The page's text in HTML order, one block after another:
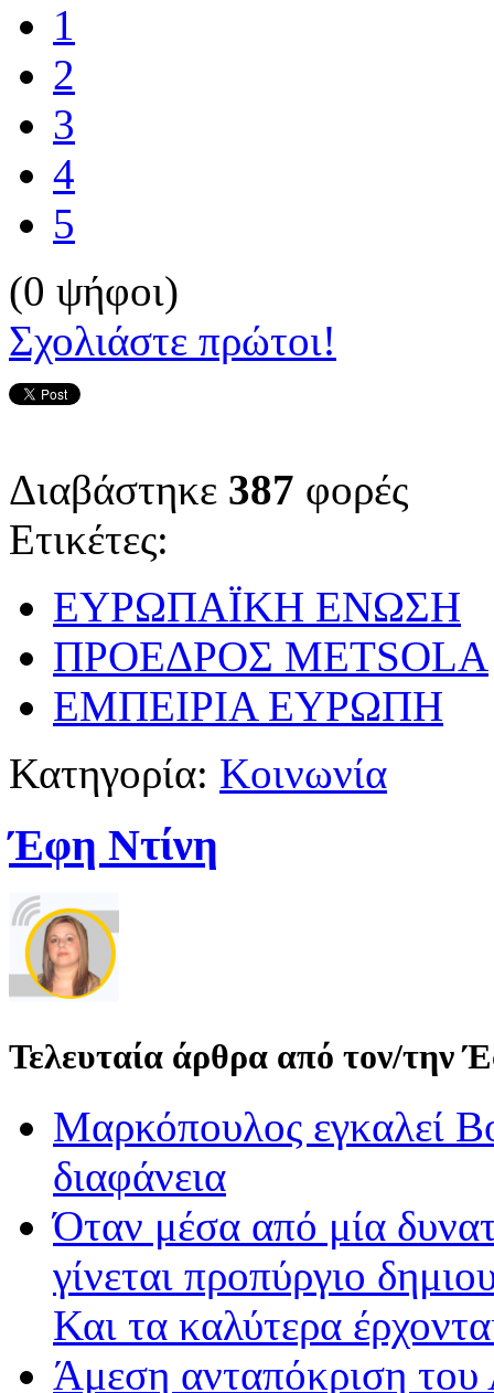
1
2
3
4
5
(0 ψήφοι)
Σχολιάστε πρώτοι!
Διαβάστηκε 387 φορές
Ετικέτες:
ΕΥΡΩΠΑΪΚΗ ΕΝΩΣΗ
ΠΡΟΕΔΡΟΣ METSOLA
ΕΜΠΕΙΡΙΑ ΕΥΡΩΠΗ
Κατηγορία: Κοινωνία
Έφη Ντίνη
Τελευταία άρθρα από τον/την
Μαρκόπουλος εγκαλεί
διαφάνεια
Όταν μέσα από μία
γίνεται προπύργιο
Και τα καλύτερα
Άμεση ανταπόκριση του